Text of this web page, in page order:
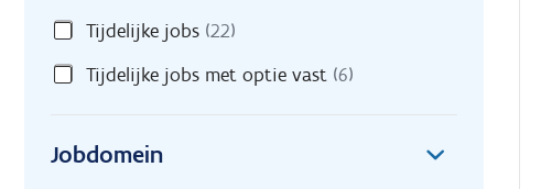
Tijdelijke jobs (22)
Tijdelijke jobs met optie vast (6)
Jobdomein